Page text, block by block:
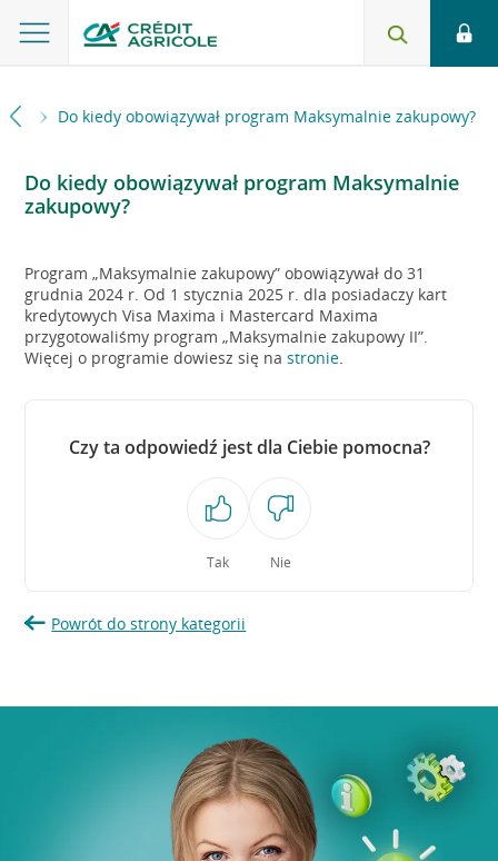
Do kiedy obowiązywał program Maksymalnie zakupowy?
Do kiedy obowiązywał program Maksymalnie
zakupowy?
Program „Maksymalnie zakupowy” obowiązywał do 31
grudnia 2024 r. Od 1 stycznia 2025 r. dla posiadaczy kart
kredytowych Visa Maxima i Mastercard Maxima
przygotowaliśmy program „Maksymalnie zakupowy II”.
Więcej o programie dowiesz się nastronie.
Czy ta odpowiedź jest dla Ciebie pomocna?
Tak Nie
Powrót do strony kategorii